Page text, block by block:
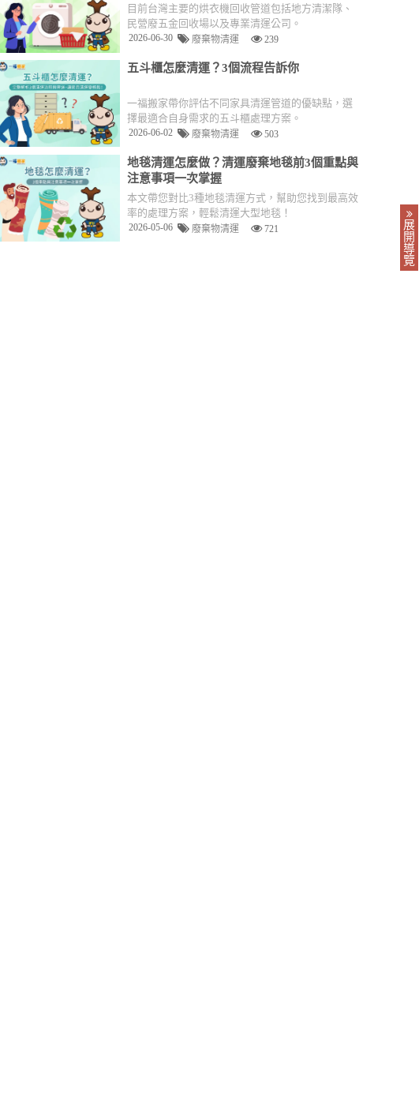
目前台灣主要的烘衣機回收管道包括地方清潔隊、
民營廢五金回收場以及專業清運公司。
2026-06-30 廢棄物清運 239
五斗櫃怎麼清運？3個流程告訴你
一福搬家帶你評估不同家具清運管道的優缺點，選
擇最適合自身需求的五斗櫃處理方案。
2026-06-02 廢棄物清運 503
地毯清運怎麼做？清運廢棄地毯前3個重點與
注意事項一次掌握
本文帶您對比3種地毯清運方式，幫助您找到最高效
率的處理方案，輕鬆清運大型地毯！
2026-05-06 廢棄物清運 721
展
開
導
覽